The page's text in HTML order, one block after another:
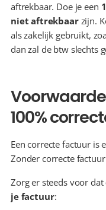
aftrekbaar. Doe je een
niet aftrekbaar zijn.
als zakelijk gebruikt,
dan zal de btw slechts
Voorwaarde
100%
Een correcte factuur is
Zonder correcte
Zorg er steeds voor dat
je factuur: